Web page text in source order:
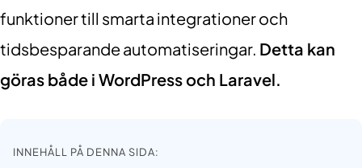
funktioner till smarta integrationer och
tidsbesparande automatiseringar. Detta kan
göras både i WordPress och Laravel.
INNEHÅLL PÅ DENNA SIDA: